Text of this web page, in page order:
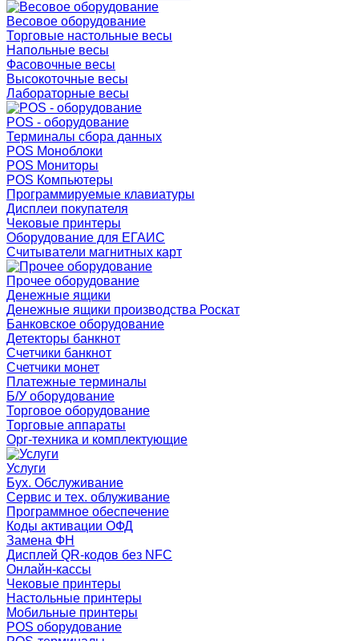
Весовое оборудование
Торговые настольные весы
Напольные весы
Фасовочные весы
Высокоточные весы
Лабораторные весы
POS - оборудование
Терминалы сбора данных
POS Моноблоки
POS Мониторы
POS Компьютеры
Программируемые клавиатуры
Дисплеи покупателя
Чековые принтеры
Оборудование для ЕГАИС
Считыватели магнитных карт
Прочее оборудование
Денежные ящики
Денежные ящики производства Роскат
Банковское оборудование
Детекторы банкнот
Счетчики банкнот
Счетчики монет
Платежные терминалы
Б/У оборудование
Торговое оборудование
Торговые аппараты
Орг-техника и комплектующие
Услуги
Бух. Обслуживание
Сервис и тех. облуживание
Программное обеспечение
Коды активации ОФД
Замена ФН
Дисплей QR-кодов без NFC
Онлайн-кассы
Чековые принтеры
Настольные принтеры
Мобильные принтеры
POS оборудование